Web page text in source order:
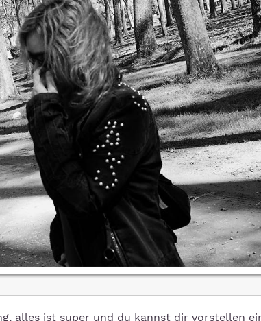
alles ist super und du kannst dir vorstellen